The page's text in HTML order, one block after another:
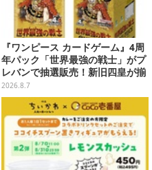
『ワンピース カードゲーム』4周
年パック「世界最強の戦士」がプ
レバンで抽選販売！新旧四皇が揃
い踏み、刃牙作者が描く「カイド
ウ」も
2026.8.7